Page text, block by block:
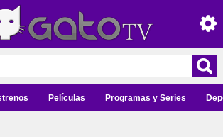
Películas Programas y Series